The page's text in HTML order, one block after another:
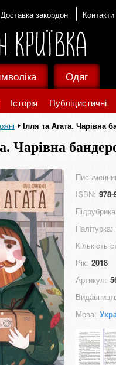
Доставка закордон Контакти
Історія Публіцистичні
Одяг
Ілля та Агата. Чарівна
Чарівна
ISBN: 978-
Палітурка:
Кількість
Рік: 2018
Артикул:
Мова: